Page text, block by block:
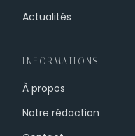
Actualités
INFORMATIONS
À propos
Notre rédaction